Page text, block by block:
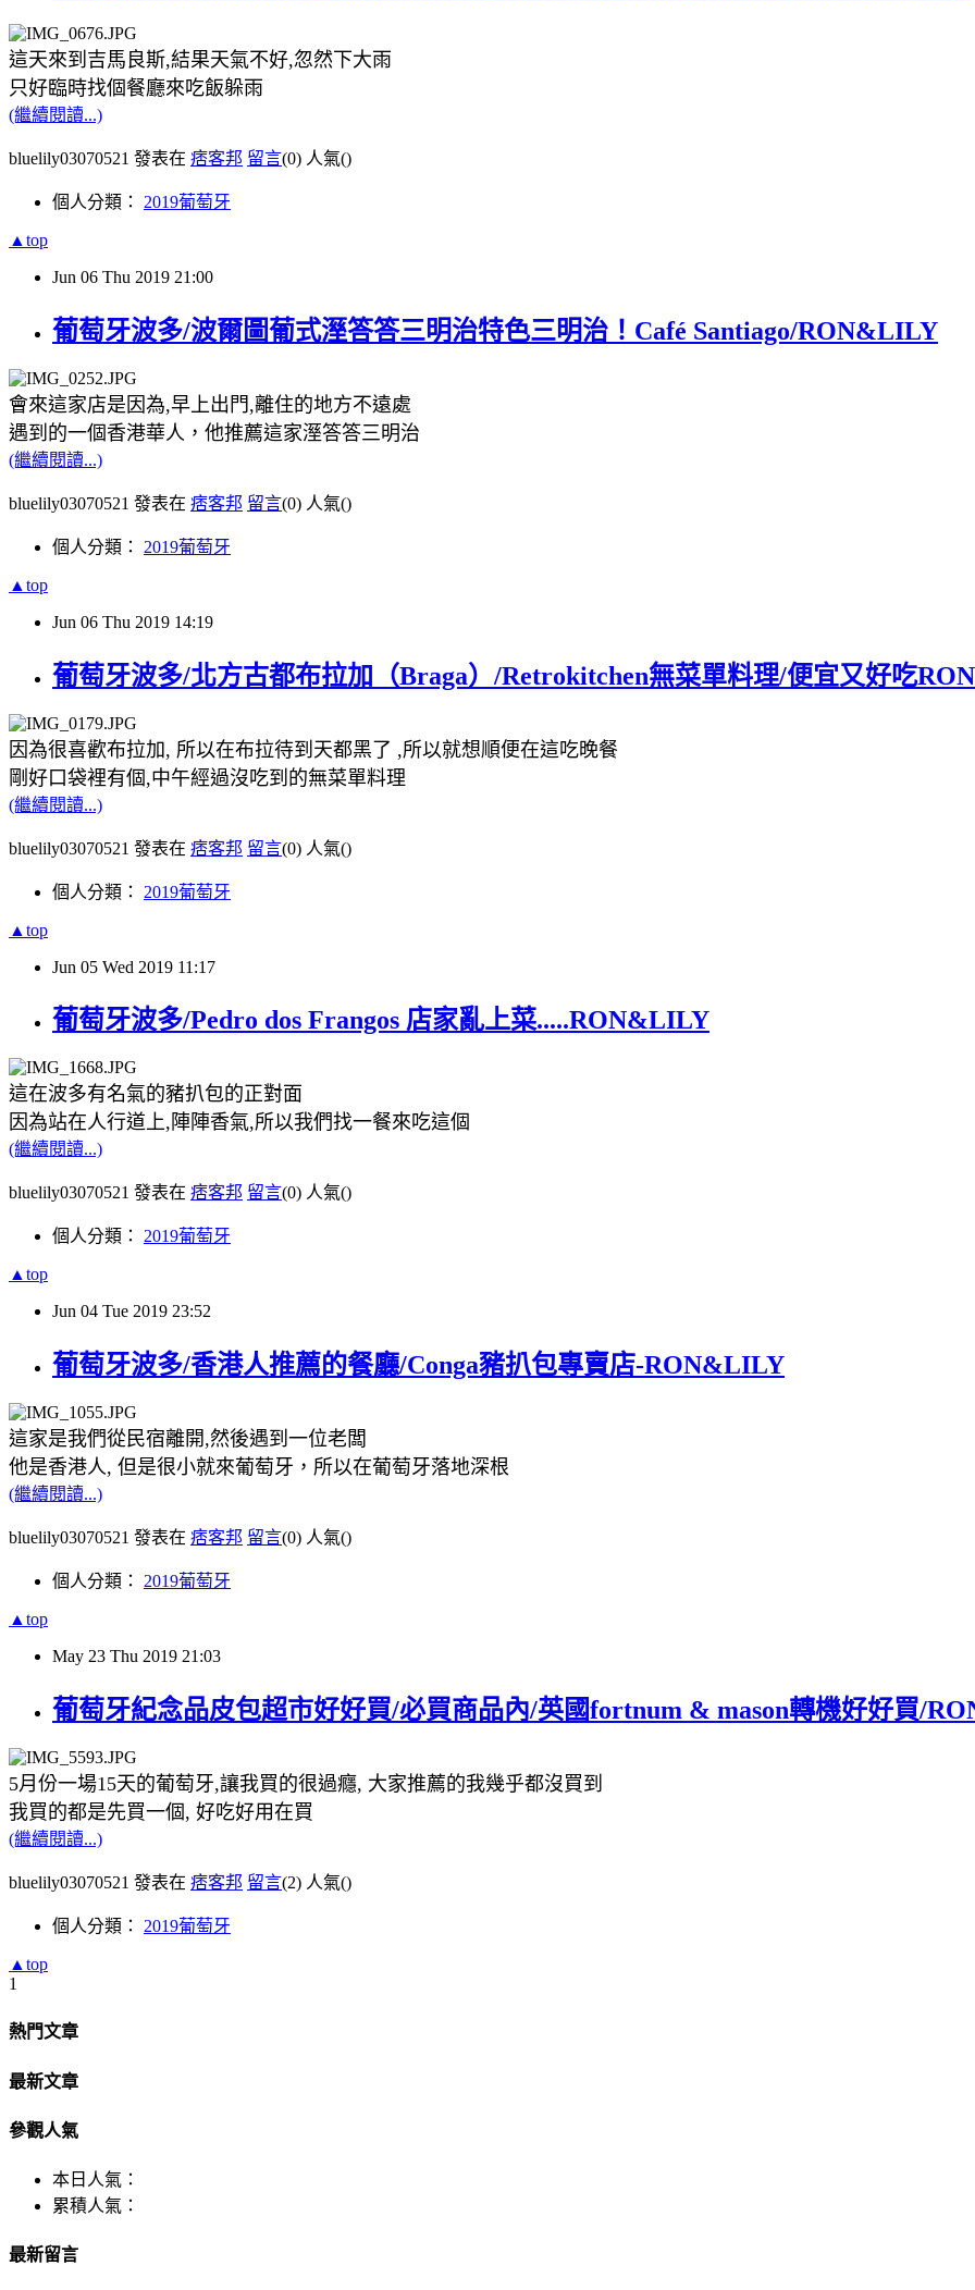
這天來到吉馬良斯,結果天氣不好,忽然下大雨
只好臨時找個餐廳來吃飯躲雨
(繼續閱讀...)
bluelily03070521 發表在 痞客邦 留言(0) 人氣()
個人分類： 2019葡萄牙
▲top
Jun 06 Thu 2019 21:00
葡萄牙波多/波爾圖葡式溼答答三明治特色三明治！Café Santiago/RON&LILY
會來這家店是因為,早上出門,離住的地方不遠處
遇到的一個香港華人，他推薦這家溼答答三明治
(繼續閱讀...)
bluelily03070521 發表在 痞客邦 留言(0) 人氣()
個人分類： 2019葡萄牙
▲top
Jun 06 Thu 2019 14:19
葡萄牙波多/北方古都布拉加（Braga）/Retrokitchen無菜單料理/便宜又好吃
因為很喜歡布拉加, 所以在布拉待到天都黑了 ,所以就想順便在這吃晚餐
剛好口袋裡有個,中午經過沒吃到的無菜單料理
(繼續閱讀...)
bluelily03070521 發表在 痞客邦 留言(0) 人氣()
個人分類： 2019葡萄牙
▲top
Jun 05 Wed 2019 11:17
葡萄牙波多/Pedro dos Frangos 店家亂上菜.....RON&LILY
這在波多有名氣的豬扒包的正對面
因為站在人行道上,陣陣香氣,所以我們找一餐來吃這個
(繼續閱讀...)
bluelily03070521 發表在 痞客邦 留言(0) 人氣()
個人分類： 2019葡萄牙
▲top
Jun 04 Tue 2019 23:52
葡萄牙波多/香港人推薦的餐廳/Conga豬扒包專賣店-RON&LILY
這家是我們從民宿離開,然後遇到一位老闆
他是香港人, 但是很小就來葡萄牙，所以在葡萄牙落地深根
(繼續閱讀...)
bluelily03070521 發表在 痞客邦 留言(0) 人氣()
個人分類： 2019葡萄牙
▲top
May 23 Thu 2019 21:03
葡萄牙紀念品皮包超市好好買/必買商品內/英國fortnum & mason轉機好好買/
5月份一場15天的葡萄牙,讓我買的很過癮, 大家推薦的我幾乎都沒買到
我買的都是先買一個, 好吃好用在買
(繼續閱讀...)
bluelily03070521 發表在 痞客邦 留言(2) 人氣()
個人分類： 2019葡萄牙
▲top
1
熱門文章
最新文章
參觀人氣
本日人氣：
累積人氣：
最新留言